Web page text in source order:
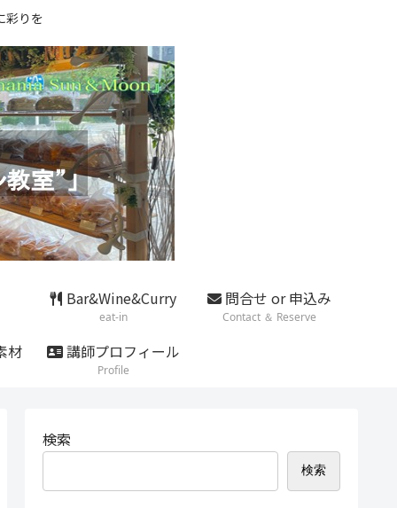
彩りを
Bar&Wine&Curry
eat-in
問合せ or 申込み
Contact ＆ Reserve
材 講師プロフィール
Profile
検索
検索